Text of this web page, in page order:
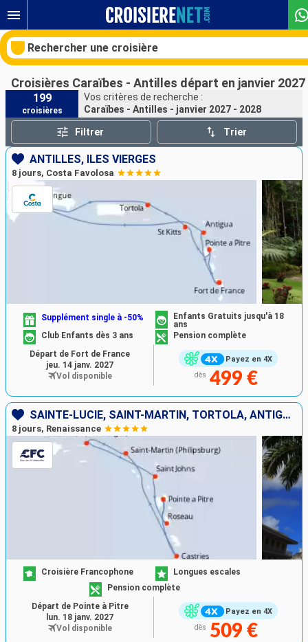
Rechercher une croisière
Nos destinations
Mois de départ
Ports
Rechercher
Croisières Caraïbes - Antilles départ en janvier 2027
199
croisières
Vos critères de recherche :
Caraïbes - Antilles - janvier 2027 - 2028
Filtrer Trier
ANTILLES, ILES VIERGES
8 jours, Costa Favolosa
Payez en 4X
Supplément single à -50%
Enfants Gratuits jusqu'à 18
ans
Club Enfants dès 3 ans
Pension complète
dès 499 €
Départ de Fort de France
jeu. 14 janv. 2027
Vol disponible
SAINTE-LUCIE, SAINT-MARTIN, TORTOLA, ANTIGUA-ET-BARBUDA, DOMINIQUE, GUADELOUPE
8 jours, Renaissance
Payez en 4X
Croisière Francophone
Longues escales
Pension complète
dès 509 €
Départ de Pointe à Pitre
lun. 18 janv. 2027
Vol disponible